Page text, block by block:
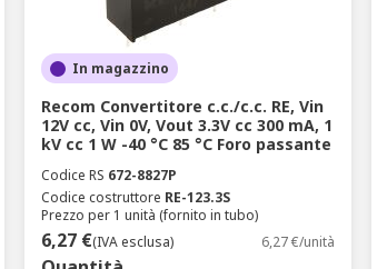
In magazzino
Recom Convertitore c.c./c.c. RE, Vin
12V cc, Vin 0V, Vout 3.3V cc 300 mA, 1
kV cc 1 W -40 °C 85 °C Foro passante
Codice RS 672-8827P
Codice costruttore RE-123.3S
Prezzo per 1 unità (fornito in tubo)
6,27 €(IVA esclusa) 6,27 €/unità